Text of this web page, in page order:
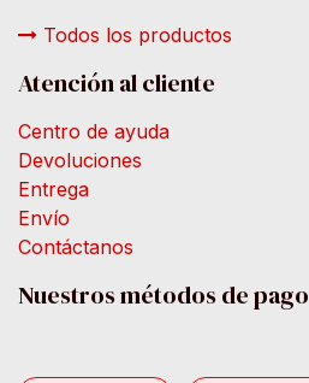
Todos los productos
Atención al cliente
Centro de ayuda
Devoluciones
Entrega
Envío
Contáctanos
Nuestros métodos de pago